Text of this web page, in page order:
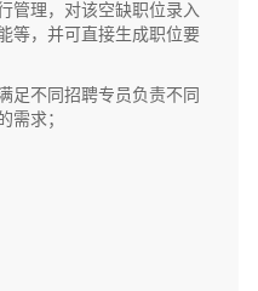
管理，对该空缺职位录入
等，并可直接生成职位要
足不同招聘专员负责不同
需求；